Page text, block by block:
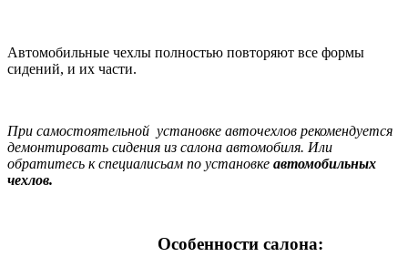
Автомобильные чехлы полностью повторяют все формы
сидений, и их части.
При самостоятельной установке авточехлов рекомендуется
демонтировать сидения из салона автомобиля. Или
обратитесь к специалисьам по установке автомобильных
чехлов.
Особенности салона: